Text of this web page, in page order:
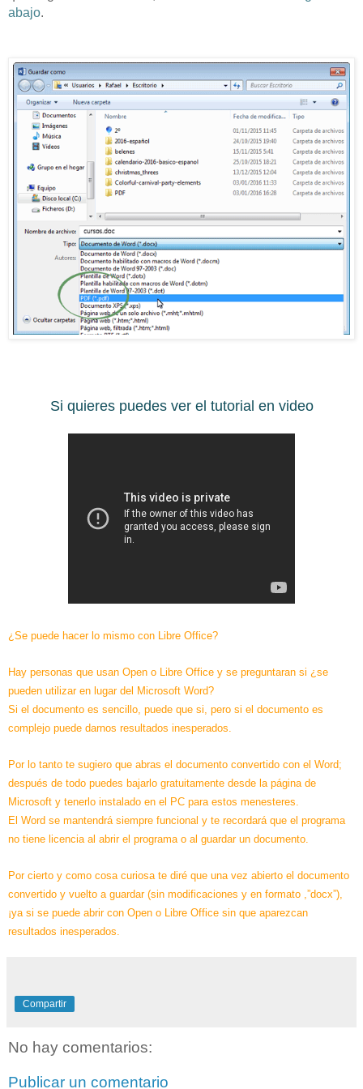
abajo.
Si quieres puedes ver el tutorial en video
¿Se puede hacer lo mismo con Libre Office?
Hay personas que usan Open o Libre Office y se preguntaran si ¿se
pueden utilizar en lugar del Microsoft Word?
Si el documento es sencillo, puede que si, pero si el documento es
complejo puede darnos resultados inesperados.
Por lo tanto te sugiero que abras el documento convertido con el Word;
después de todo puedes bajarlo gratuitamente desde la página de
Microsoft y tenerlo instalado en el PC para estos menesteres.
El Word se mantendrá siempre funcional y te recordará que el programa
no tiene licencia al abrir el programa o al guardar un documento.
Por cierto y como cosa curiosa te diré que una vez abierto el documento
convertido y vuelto a guardar (sin modificaciones y en formato ,”docx”),
¡ya si se puede abrir con Open o Libre Office sin que aparezcan
resultados inesperados.
Compartir
No hay comentarios:
Publicar un comentario